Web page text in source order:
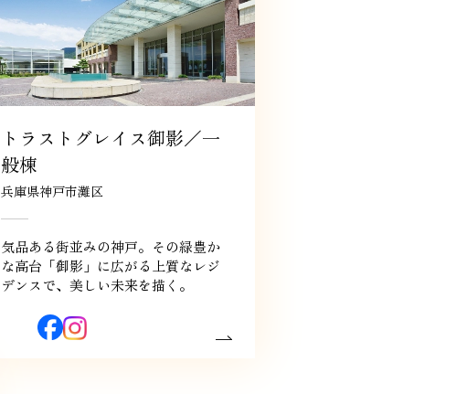
トラストグレイス御影／一
般棟
兵庫県神戸市灘区
気品ある街並みの神戸。その緑豊か
な高台「御影」に広がる上質なレジ
デンスで、美しい未来を描く。